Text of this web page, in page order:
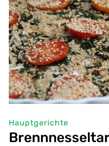
Hauptgerichte